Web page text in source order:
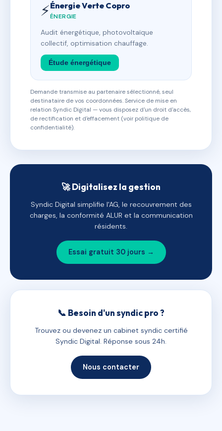
⚡Énergie Verte Copro
ÉNERGIE
Audit énergétique, photovoltaïque
collectif, optimisation chauffage.
Étude énergétique
Demande transmise au partenaire sélectionné, seul
destinataire de vos coordonnées. Service de mise en
relation Syndic Digital — vous disposez d'un droit d'accès,
de rectification et d'effacement (voir politique de
confidentialité).
🚀 Digitalisez la gestion
Syndic Digital simplifie l'AG, le recouvrement des
charges, la conformité ALUR et la communication
résidents.
Essai gratuit 30 jours →
📞 Besoin d'un syndic pro ?
Trouvez ou devenez un cabinet syndic certifié
Syndic Digital. Réponse sous 24h.
Nous contacter